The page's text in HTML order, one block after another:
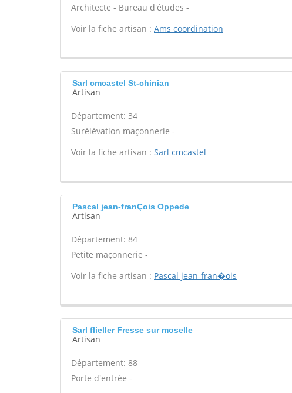
Architecte - Bureau d'études -
Voir la fiche artisan : Ams coordination
Sarl cmcastel St-chinian
Artisan
Département: 34
Surélévation maçonnerie -
Voir la fiche artisan : Sarl cmcastel
Pascal jean-franÇois Oppede
Artisan
Département: 84
Petite maçonnerie -
Voir la fiche artisan : Pascal jean-fran�ois
Sarl flieller Fresse sur moselle
Artisan
Département: 88
Porte d'entrée -